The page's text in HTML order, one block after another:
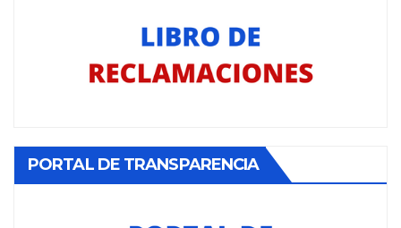
PORTAL DE TRANSPARENCIA